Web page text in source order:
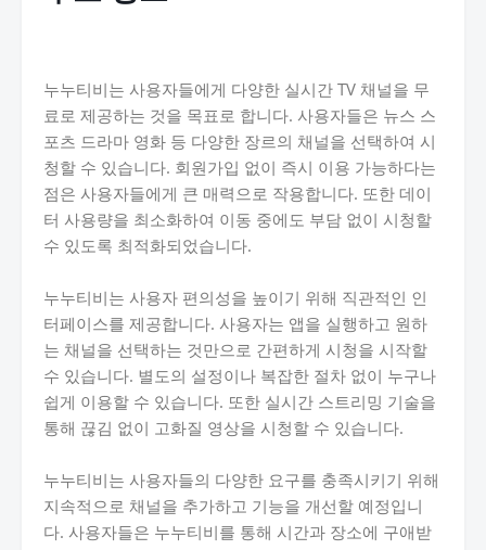
누누티비는 사용자들에게 다양한 실시간 TV 채널을 무
료로 제공하는 것을 목표로 합니다. 사용자들은 뉴스 스
포츠 드라마 영화 등 다양한 장르의 채널을 선택하여 시
청할 수 있습니다. 회원가입 없이 즉시 이용 가능하다는
점은 사용자들에게 큰 매력으로 작용합니다. 또한 데이
터 사용량을 최소화하여 이동 중에도 부담 없이 시청할
수 있도록 최적화되었습니다.
누누티비는 사용자 편의성을 높이기 위해 직관적인 인
터페이스를 제공합니다. 사용자는 앱을 실행하고 원하
는 채널을 선택하는 것만으로 간편하게 시청을 시작할
수 있습니다. 별도의 설정이나 복잡한 절차 없이 누구나
쉽게 이용할 수 있습니다. 또한 실시간 스트리밍 기술을
통해 끊김 없이 고화질 영상을 시청할 수 있습니다.
누누티비는 사용자들의 다양한 요구를 충족시키기 위해
지속적으로 채널을 추가하고 기능을 개선할 예정입니
다. 사용자들은 누누티비를 통해 시간과 장소에 구애받